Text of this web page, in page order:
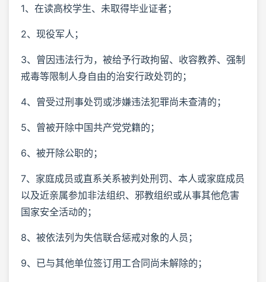
1、在读高校学生、未取得毕业证者；
2、现役军人；
3、曾因违法行为，被给予行政拘留、收容教养、强制
戒毒等限制人身自由的治安行政处罚的；
4、曾受过刑事处罚或涉嫌违法犯罪尚未查清的；
5、曾被开除中国共产党党籍的；
6、被开除公职的；
7、家庭成员或直系关系被判处刑罚、本人或家庭成员
以及近亲属参加非法组织、邪教组织或从事其他危害
国家安全活动的；
8、被依法列为失信联合惩戒对象的人员；
9、已与其他单位签订用工合同尚未解除的；